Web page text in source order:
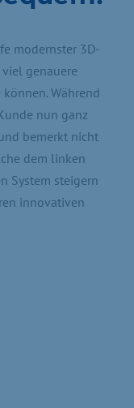
modernster 3D-
genauere
Während
nun ganz
bemerkt nicht
dem linken
System steigern
innovativen